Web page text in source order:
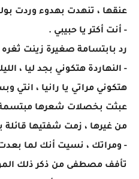
عنقها ، تنهدت بهدوء وردت
- أنت أكتر يا حبيبي .
رد بابتسامة صغيرة زينت ثغره
- النهاردة هتكوني بجد ليا ،
هتكوني مراتي يا رانيا ، انتي
عبثت بخصلات شعرها مبتسمة
من غيرها ، زمت شفتيها قائلة
- ومراتك ، نسيت أنك لما
تأفف مصطفى من ذكر ذلك